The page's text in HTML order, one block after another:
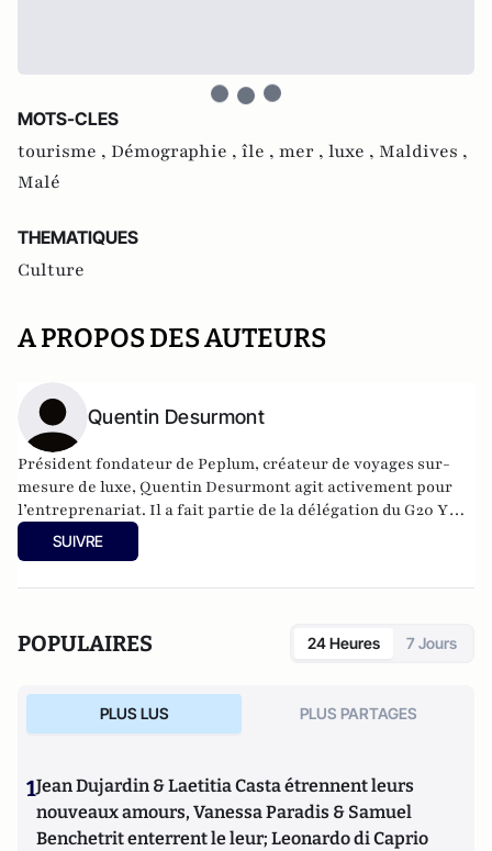
MOTS-CLES
tourisme , Démographie , île , mer , luxe , Maldives ,
Malé
THEMATIQUES
Culture
A PROPOS DES AUTEURS
Quentin Desurmont
Président fondateur de Peplum, créateur de voyages sur-
mesure de luxe, Quentin Desurmont agit activement pour
l’entreprenariat. Il a fait partie de la délégation du G20 YES
à Moscou en 2013 et à Mexico en 2012, est membre de
Croissance + et des Entrepreneurs et Dirigeants Chrétiens.
SUIVRE
POPULAIRES 24 Heures 7 Jours
PLUS LUS PLUS PARTAGES
1Jean Dujardin & Laetitia Casta étrennent leurs
nouveaux amours, Vanessa Paradis & Samuel
Benchetrit enterrent le leur; Leonardo di Caprio